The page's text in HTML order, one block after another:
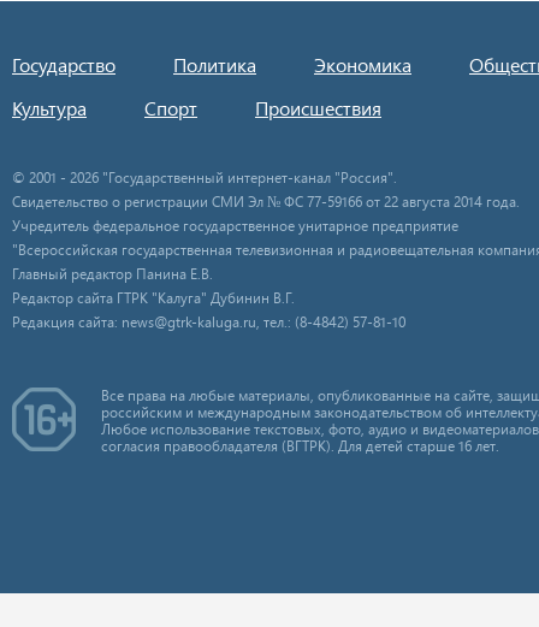
Государство Политика Экономика
Культура
Спорт Происшествия
© 2001 - 2026 "Государственный интернет-канал "Россия".
Свидетельство о регистрации СМИ Эл № ФС 77-59166 от 22 августа 2014 года.
Учредитель федеральное государственное унитарное предприятие
"Всероссийская государственная телевизионная и радиовещательная
Главный редактор Панина Е.В.
Редактор сайта ГТРК "Калуга" Дубинин В.Г.
Редакция сайта: news@gtrk-kaluga.ru, тел.: (8-4842) 57-81-10
Все права на любые материалы, опубликованные на сайте,
российским и международным законодательством об
Любое использование текстовых, фото, аудио и
согласия правообладателя (ВГТРК). Для детей старше 16 лет.